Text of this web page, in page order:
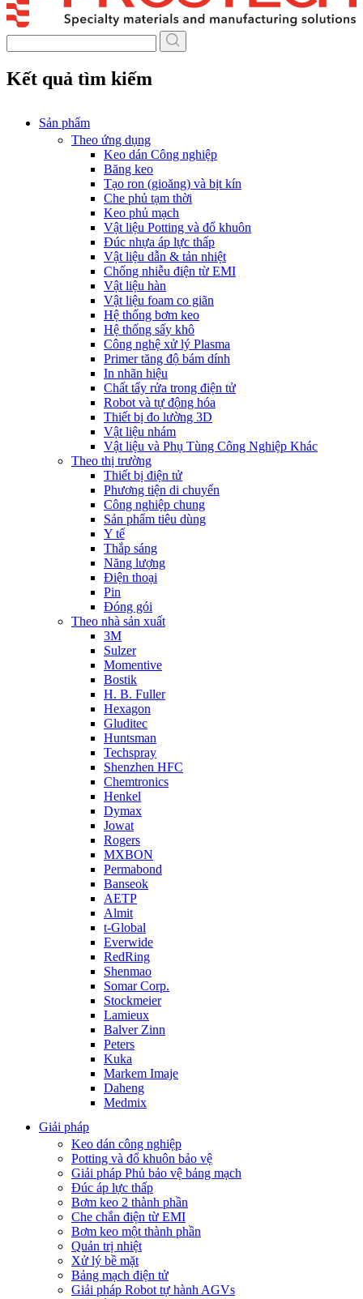
Kết quả tìm kiếm
Sản phẩm
Theo ứng dụng
Keo dán Công nghiệp
Băng keo
Tạo ron (gioăng) và bịt kín
Che phủ tạm thời
Keo phủ mạch
Vật liệu Potting và đổ khuôn
Đúc nhựa áp lực thấp
Vật liệu dẫn & tản nhiệt
Chống nhiễu điện từ EMI
Vật liệu hàn
Vật liệu foam co giãn
Hệ thống bơm keo
Hệ thống sấy khô
Công nghệ xử lý Plasma
Primer tăng độ bám dính
In nhãn hiệu
Chất tẩy rửa trong điện tử
Robot và tự động hóa
Thiết bị đo lường 3D
Vật liệu nhám
Vật liệu và Phụ Tùng Công Nghiệp Khác
Theo thị trường
Thiết bị điện tử
Phương tiện di chuyển
Công nghiệp chung
Sản phẩm tiêu dùng
Y tế
Thắp sáng
Năng lượng
Điện thoại
Pin
Đóng gói
Theo nhà sản xuất
3M
Sulzer
Momentive
Bostik
H. B. Fuller
Hexagon
Gluditec
Huntsman
Techspray
Shenzhen HFC
Chemtronics
Henkel
Dymax
Jowat
Rogers
MXBON
Permabond
Banseok
AETP
Almit
t-Global
Everwide
RedRing
Shenmao
Somar Corp.
Stockmeier
Lamieux
Balver Zinn
Peters
Kuka
Markem Imaje
Daheng
Medmix
Giải pháp
Keo dán công nghiệp
Potting và đổ khuôn bảo vệ
Giải pháp Phủ bảo vệ bảng mạch
Đúc áp lực thấp
Bơm keo 2 thành phần
Che chắn điện từ EMI
Bơm keo một thành phần
Quản trị nhiệt
Xử lý bề mặt
Bảng mạch điện tử
Giải pháp Robot tự hành AGVs